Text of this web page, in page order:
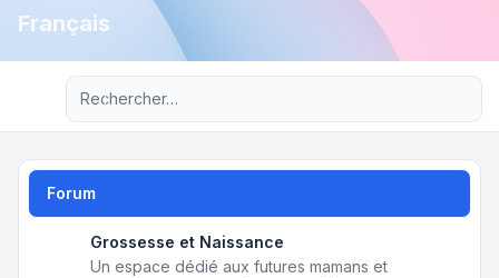
Français
Recherche avancée
Forum
Grossesse et Naissance
Un espace dédié aux futures mamans et